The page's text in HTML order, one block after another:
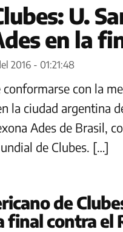
U.
en la
2016 - 01:21:48
con la
la ciudad argentina
Ades de Brasil,
de Clubes. […]
de
final contra el